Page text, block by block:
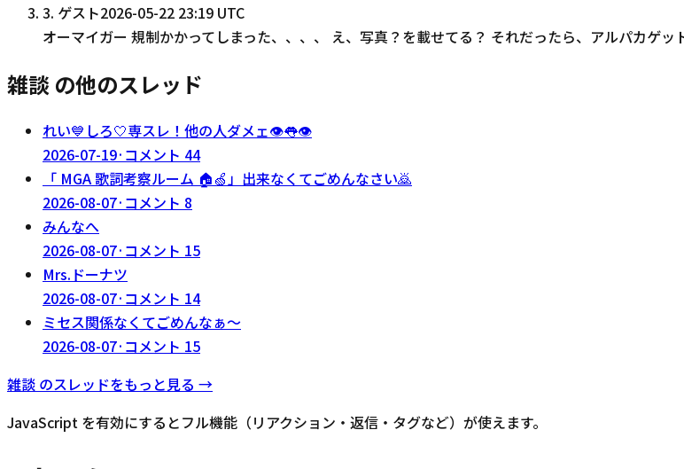
3. ゲスト2026-05-22 23:19 UTC
オーマイガー 規制かかってしまった、、、、 え、写真？を載せてる？ それだったら、アルパカゲ
雑談 の他のスレッド
れい💙しろ🤍専スレ！他の人ダメェ👁️👅👁️
2026-07-19· コメント 44
「 MGA 歌詞考察ルーム 🏠🍏」出来なくてごめんなさい🙇
2026-08-07· コメント 8
みんなへ
2026-08-07· コメント 15
Mrs.ドーナツ
2026-08-07· コメント 14
ミセス関係なくてごめんなぁ〜
2026-08-07· コメント 15
雑談 のスレッドをもっと見る →
JavaScript を有効にするとフル機能（リアクション・返信・タグなど）が使えます。